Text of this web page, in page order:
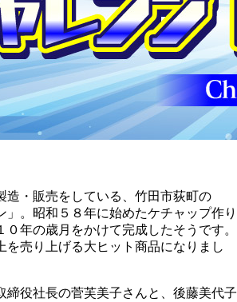
造・販売をしている、竹田市荻町の
」。昭和５８年に始めたケチャップ作り
０年の歳月をかけて完成したそうです。
を売り上げる大ヒット商品になりまし
締役社長の菅芙美子さんと、後藤美代子